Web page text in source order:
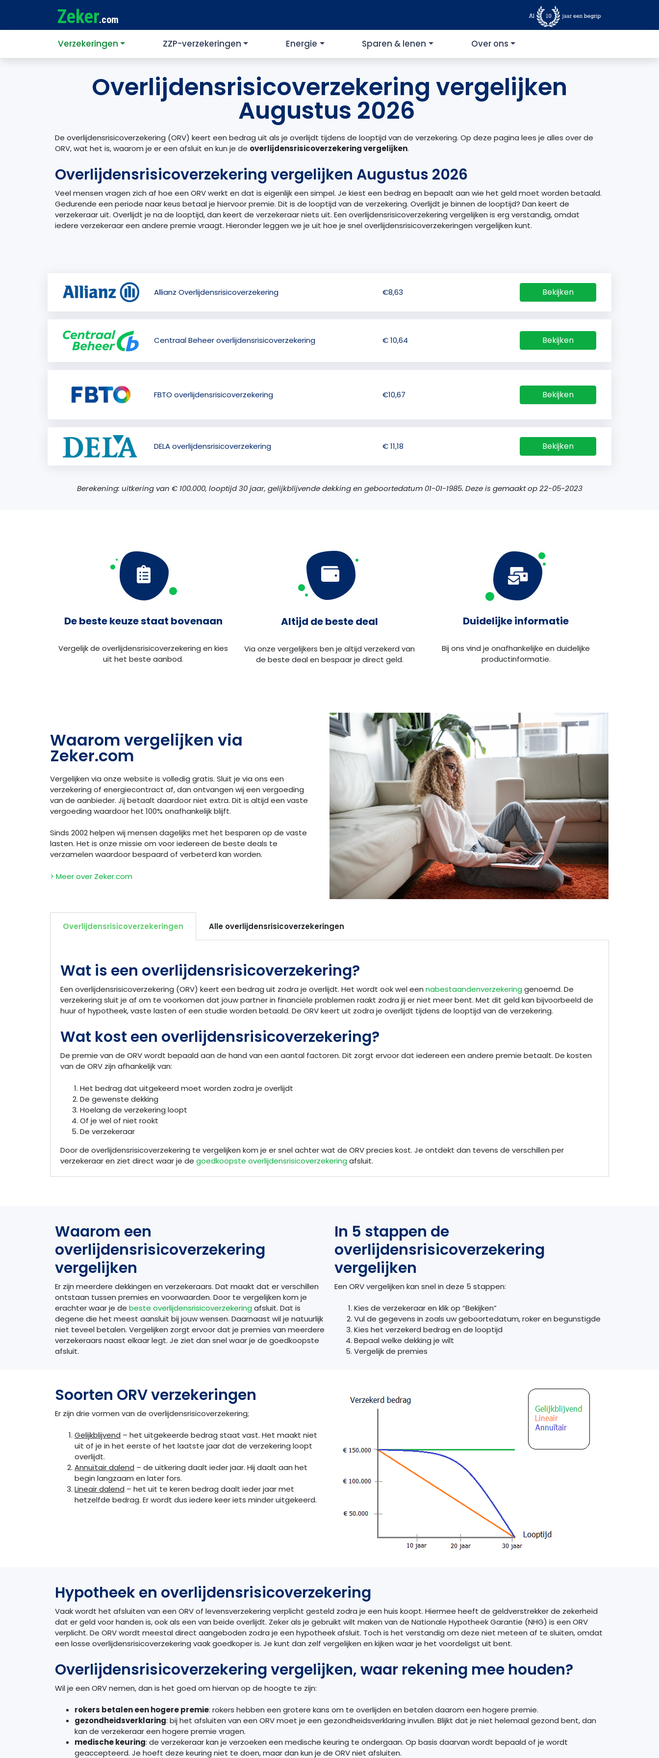
Zeker.com
Verzekeringen ZZP-verzekeringen Energie Sparen & lenen Over ons
Overlijdensrisicoverzekering vergelijken
Augustus 2026
De overlijdensrisicoverzekering (ORV) keert een bedrag uit als je overlijdt tijdens de looptijd van de verzekering. Op deze pagina lees je alles over de
ORV, wat het is, waarom je er een afsluit en kun je de overlijdensrisicoverzekering vergelijken.
Overlijdensrisicoverzekering vergelijken Augustus 2026
Veel mensen vragen zich af hoe een ORV werkt en dat is eigenlijk een simpel. Je kiest een bedrag en bepaalt aan wie het geld moet worden betaald.
Gedurende een periode naar keus betaal je hiervoor premie. Dit is de looptijd van de verzekering. Overlijdt je binnen de looptijd? Dan keert de
verzekeraar uit. Overlijdt je na de looptijd, dan keert de verzekeraar niets uit. Een overlijdensrisicoverzekering vergelijken is erg verstandig, omdat
iedere verzekeraar een andere premie vraagt. Hieronder leggen we je uit hoe je snel overlijdensrisicoverzekeringen vergelijken kunt.
Allianz Overlijdensrisicoverzekering €8,63 Bekijken
Centraal Beheer overlijdensrisicoverzekering € 10,64 Bekijken
FBTO overlijdensrisicoverzekering €10,67 Bekijken
DELA overlijdensrisicoverzekering € 11,18 Bekijken
Berekening: uitkering van € 100.000, looptijd 30 jaar, gelijkblijvende dekking en geboortedatum 01-01-1985. Deze is gemaakt op 22-05-2023
De beste keuze staat bovenaan
Vergelijk de overlijdensrisicoverzekering en kies
uit het beste aanbod.
Altijd de beste deal
Via onze vergelijkers ben je altijd verzekerd van
de beste deal en bespaar je direct geld.
Duidelijke informatie
Bij ons vind je onafhankelijke en duidelijke
productinformatie.
Waarom vergelijken via
Zeker.com
Vergelijken via onze website is volledig gratis. Sluit je via ons een
verzekering of energiecontract af, dan ontvangen wij een vergoeding
van de aanbieder. Jij betaalt daardoor niet extra. Dit is altijd een vaste
vergoeding waardoor het 100% onafhankelijk blijft.
Sinds 2002 helpen wij mensen dagelijks met het besparen op de vaste
lasten. Het is onze missie om voor iedereen de beste deals te
verzamelen waardoor bespaard of verbeterd kan worden.
> Meer over Zeker.com
Overlijdensrisicoverzekeringen Alle overlijdensrisicoverzekeringen
Wat is een overlijdensrisicoverzekering?
Een overlijdensrisicoverzekering (ORV) keert een bedrag uit zodra je overlijdt. Het wordt ook wel een nabestaandenverzekering genoemd. De
verzekering sluit je af om te voorkomen dat jouw partner in financiële problemen raakt zodra jij er niet meer bent. Met dit geld kan bijvoorbeeld de
huur of hypotheek, vaste lasten of een studie worden betaald. De ORV keert uit zodra je overlijdt tijdens de looptijd van de verzekering.
Wat kost een overlijdensrisicoverzekering?
De premie van de ORV wordt bepaald aan de hand van een aantal factoren. Dit zorgt ervoor dat iedereen een andere premie betaalt. De kosten
van de ORV zijn afhankelijk van:
Het bedrag dat uitgekeerd moet worden zodra je overlijdt
De gewenste dekking
Hoelang de verzekering loopt
Of je wel of niet rookt
De verzekeraar
Door de overlijdensrisicoverzekering te vergelijken kom je er snel achter wat de ORV precies kost. Je ontdekt dan tevens de verschillen per
verzekeraar en ziet direct waar je de goedkoopste overlijdensrisicoverzekering afsluit.
Waarom een
overlijdensrisicoverzekering
vergelijken
Er zijn meerdere dekkingen en verzekeraars. Dat maakt dat er verschillen
ontstaan tussen premies en voorwaarden. Door te vergelijken kom je
erachter waar je de beste overlijdensrisicoverzekering afsluit. Dat is
degene die het meest aansluit bij jouw wensen. Daarnaast wil je natuurlijk
niet teveel betalen. Vergelijken zorgt ervoor dat je premies van meerdere
verzekeraars naast elkaar legt. Je ziet dan snel waar je de goedkoopste
afsluit.
In 5 stappen de
overlijdensrisicoverzekering
vergelijken
Een ORV vergelijken kan snel in deze 5 stappen:
Kies de verzekeraar en klik op “Bekijken”
Vul de gegevens in zoals uw geboortedatum, roker en begunstigde
Kies het verzekerd bedrag en de looptijd
Bepaal welke dekking je wilt
Vergelijk de premies
Soorten ORV verzekeringen
Er zijn drie vormen van de overlijdensrisicoverzekering;
Gelijkblijvend – het uitgekeerde bedrag staat vast. Het maakt niet
uit of je in het eerste of het laatste jaar dat de verzekering loopt
overlijdt.
Annuïtair dalend – de uitkering daalt ieder jaar. Hij daalt aan het
begin langzaam en later fors.
Lineair dalend – het uit te keren bedrag daalt ieder jaar met
hetzelfde bedrag. Er wordt dus iedere keer iets minder uitgekeerd.
Hypotheek en overlijdensrisicoverzekering
Vaak wordt het afsluiten van een ORV of levensverzekering verplicht gesteld zodra je een huis koopt. Hiermee heeft de geldverstrekker de zekerheid
dat er geld voor handen is, ook als een van beide overlijdt. Zeker als je gebruikt wilt maken van de Nationale Hypotheek Garantie (NHG) is een ORV
verplicht. De ORV wordt meestal direct aangeboden zodra je een hypotheek afsluit. Toch is het verstandig om deze niet meteen af te sluiten, omdat
een losse overlijdensrisicoverzekering vaak goedkoper is. Je kunt dan zelf vergelijken en kijken waar je het voordeligst uit bent.
Overlijdensrisicoverzekering vergelijken, waar rekening mee houden?
Wil je een ORV nemen, dan is het goed om hiervan op de hoogte te zijn:
rokers betalen een hogere premie: rokers hebben een grotere kans om te overlijden en betalen daarom een hogere premie.
gezondheidsverklaring: bij het afsluiten van een ORV moet je een gezondheidsverklaring invullen. Blijkt dat je niet helemaal gezond bent, dan
kan de verzekeraar een hogere premie vragen.
medische keuring: de verzekeraar kan je verzoeken een medische keuring te ondergaan. Op basis daarvan wordt bepaald of je wordt
geaccepteerd. Je hoeft deze keuring niet te doen, maar dan kun je de ORV niet afsluiten.